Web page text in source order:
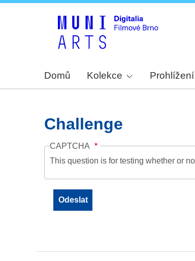
Domů Kolekce Prohlížení
Challenge
CAPTCHA
This question is for testing whether or